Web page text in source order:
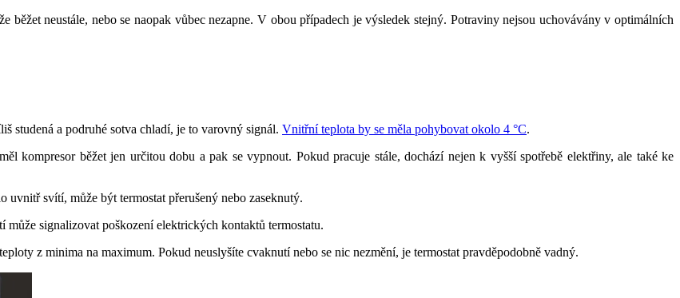
běžet neustále, nebo se naopak vůbec nezapne. V obou případech je výsledek stejný. Potraviny nejsou uchovávány v optimálních
studená a podruhé sotva chladí, je to varovný signál. Vnitřní teplota by se měla pohybovat okolo 4 °C.
kompresor běžet jen určitou dobu a pak se vypnout. Pokud pracuje stále, dochází nejen k vyšší spotřebě elektřiny, ale také ke
uvnitř svítí, může být termostat přerušený nebo zaseknutý.
může signalizovat poškození elektrických kontaktů termostatu.
z minima na maximum. Pokud neuslyšíte cvaknutí nebo se nic nezmění, je termostat pravděpodobně vadný.